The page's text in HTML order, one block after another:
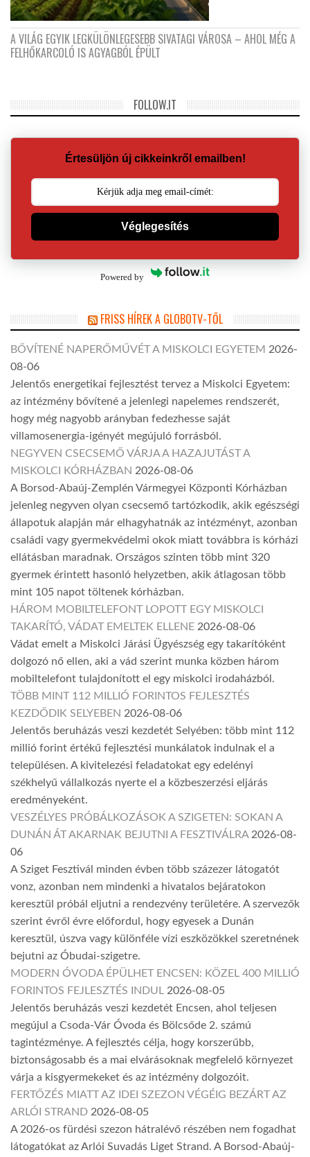
A VILÁG EGYIK LEGKÜLÖNLEGESEBB SIVATAGI VÁROSA – AHOL MÉG A
FELHŐKARCOLÓ IS AGYAGBÓL ÉPÜLT
FOLLOW.IT
Értesüljön új cikkeinkről emailben!
Véglegesítés
Powered by
FRISS HÍREK A GLOBOTV-TŐL
BŐVÍTENÉ NAPERŐMŰVÉT A MISKOLCI EGYETEM 2026-
08-06
Jelentős energetikai fejlesztést tervez a Miskolci Egyetem:
az intézmény bővítené a jelenlegi napelemes rendszerét,
hogy még nagyobb arányban fedezhesse saját
villamosenergia-igényét megújuló forrásból.
NEGYVEN CSECSEMŐ VÁRJA A HAZAJUTÁST A
MISKOLCI KÓRHÁZBAN 2026-08-06
A Borsod-Abaúj-Zemplén Vármegyei Központi Kórházban
jelenleg negyven olyan csecsemő tartózkodik, akik egészségi
állapotuk alapján már elhagyhatnák az intézményt, azonban
családi vagy gyermekvédelmi okok miatt továbbra is kórházi
ellátásban maradnak. Országos szinten több mint 320
gyermek érintett hasonló helyzetben, akik átlagosan több
mint 105 napot töltenek kórházban.
HÁROM MOBILTELEFONT LOPOTT EGY MISKOLCI
TAKARÍTÓ, VÁDAT EMELTEK ELLENE 2026-08-06
Vádat emelt a Miskolci Járási Ügyészség egy takarítóként
dolgozó nő ellen, aki a vád szerint munka közben három
mobiltelefont tulajdonított el egy miskolci irodaházból.
TÖBB MINT 112 MILLIÓ FORINTOS FEJLESZTÉS
KEZDŐDIK SELYEBEN 2026-08-06
Jelentős beruházás veszi kezdetét Selyében: több mint 112
millió forint értékű fejlesztési munkálatok indulnak el a
településen. A kivitelezési feladatokat egy edelényi
székhelyű vállalkozás nyerte el a közbeszerzési eljárás
eredményeként.
VESZÉLYES PRÓBÁLKOZÁSOK A SZIGETEN: SOKAN A
DUNÁN ÁT AKARNAK BEJUTNI A FESZTIVÁLRA 2026-08-
06
A Sziget Fesztivál minden évben több százezer látogatót
vonz, azonban nem mindenki a hivatalos bejáratokon
keresztül próbál eljutni a rendezvény területére. A szervezők
szerint évről évre előfordul, hogy egyesek a Dunán
keresztül, úszva vagy különféle vízi eszközökkel szeretnének
bejutni az Óbudai-szigetre.
MODERN ÓVODA ÉPÜLHET ENCSEN: KÖZEL 400 MILLIÓ
FORINTOS FEJLESZTÉS INDUL 2026-08-05
Jelentős beruházás veszi kezdetét Encsen, ahol teljesen
megújul a Csoda-Vár Óvoda és Bölcsőde 2. számú
tagintézménye. A fejlesztés célja, hogy korszerűbb,
biztonságosabb és a mai elvárásoknak megfelelő környezet
várja a kisgyermekeket és az intézmény dolgozóit.
FERTŐZÉS MIATT AZ IDEI SZEZON VÉGÉIG BEZÁRT AZ
ARLÓI STRAND 2026-08-05
A 2026-os fürdési szezon hátralévő részében nem fogadhat
látogatókat az Arlói Suvadás Liget Strand. A Borsod-Abaúj-